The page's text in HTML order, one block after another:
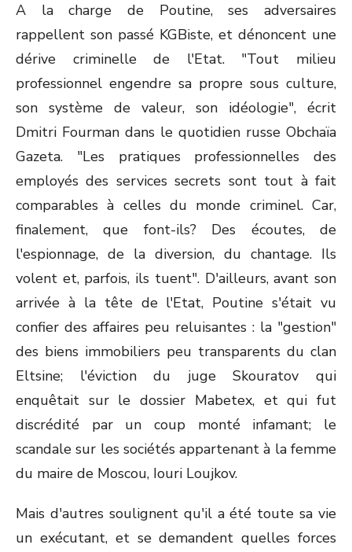
A la charge de Poutine, ses adversaires
rappellent son passé KGBiste, et dénoncent une
dérive criminelle de l'Etat. "Tout milieu
professionnel engendre sa propre sous culture,
son système de valeur, son idéologie", écrit
Dmitri Fourman dans le quotidien russe Obchaïa
Gazeta. "Les pratiques professionnelles des
employés des services secrets sont tout à fait
comparables à celles du monde criminel. Car,
finalement, que font-ils? Des écoutes, de
l'espionnage, de la diversion, du chantage. Ils
volent et, parfois, ils tuent". D'ailleurs, avant son
arrivée à la tête de l'Etat, Poutine s'était vu
confier des affaires peu reluisantes : la "gestion"
des biens immobiliers peu transparents du clan
Eltsine; l'éviction du juge Skouratov qui
enquêtait sur le dossier Mabetex, et qui fut
discrédité par un coup monté infamant; le
scandale sur les sociétés appartenant à la femme
du maire de Moscou, Iouri Loujkov.
Mais d'autres soulignent qu'il a été toute sa vie
un exécutant, et se demandent quelles forces